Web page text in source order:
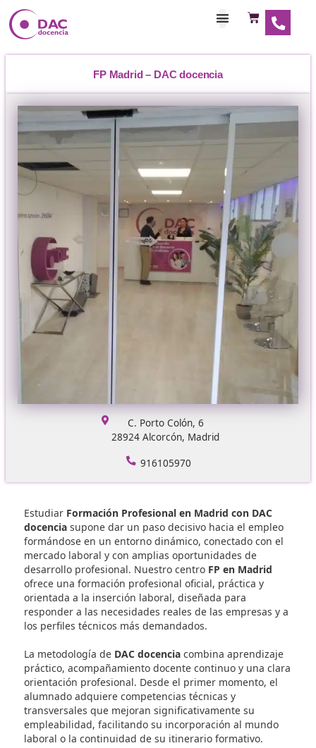
28924 Alcorcón, Madrid
916105970
Estudiar Formación Profesional en Madrid con
docenciasupone dar un paso decisivo hacia el
mercado laboral y con amplias oportunidades de
desarrollo profesional. Nuestro centro FP en
ofrece una formación profesional oficial, práctica y
orientada a la inserción laboral, diseñada para
responder a las necesidades reales de las
los perfiles técnicos más demandados.